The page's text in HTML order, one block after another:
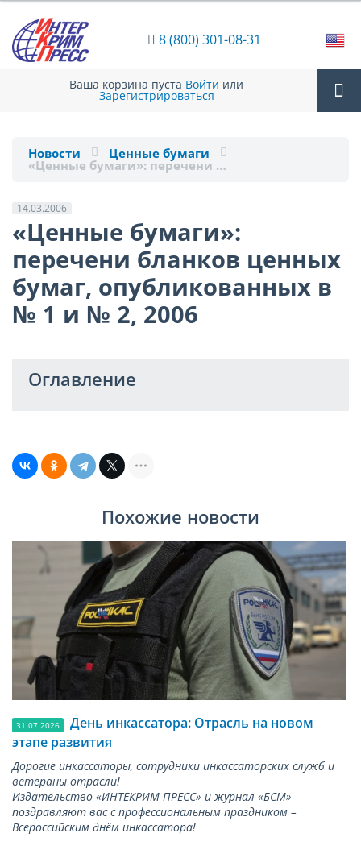
8 (800) 301-08-31
Ваша корзина пуста Войти или
Зарегистрироваться
Новости Ценные бумаги
«Ценные бумаги»: перечени …
14.03.2006
«Ценные бумаги»:
перечени бланков ценных
бумаг, опубликованных в
№ 1 и № 2, 2006
Оглавление
Похожие новости
31.07.2026
День инкассатора: Отрасль на новом
этапе развития
Дорогие инкассаторы, сотрудники инкассаторских служб и
ветераны отрасли!
Издательство «ИНТЕКРИМ-ПРЕСС» и журнал «БСМ»
поздравляют вас с профессиональным праздником –
Всероссийским днём инкассатора!